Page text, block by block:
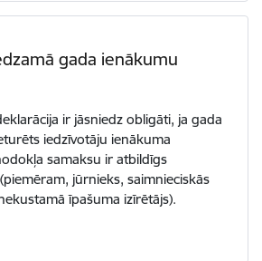
gada ienākumu
ir jāsniedz obligāti, ja gada
iedzīvotāju ienākuma
samaksu ir atbildīgs
jūrnieks, saimnieciskās
īpašuma izīrētājs).